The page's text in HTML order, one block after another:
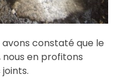
constaté que le
en profitons